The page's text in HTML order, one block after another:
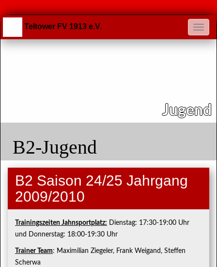
Teltower FV 1913 e.V.
Jugend
B2-Jugend
B2 Saison 24/25 Jahrgang
2009/2010
Trainingszeiten Jahnsportplatz: Dienstag: 17:30-19:00 Uhr
und Donnerstag: 18:00-19:30 Uhr
Trainer Team: Maximilian Ziegeler, Frank Weigand, Steffen
Scherwa